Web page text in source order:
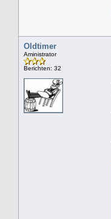
Oldtimer
Aministrator
Berichten: 32